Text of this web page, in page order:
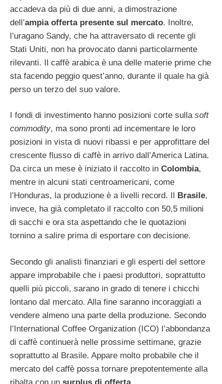
accadeva da più di due anni, a dimostrazione
dell’ampia offerta presente sul mercato. Inoltre,
l’uragano Sandy, che ha attraversato di recente gli
Stati Uniti, non ha provocato danni particolarmente
rilevanti. Il caffè arabica è una delle materie prime che
sta facendo peggio quest’anno, durante il quale ha già
perso un terzo del suo valore.
I fondi di investimento hanno posizioni corte sulla soft
commodity, ma sono pronti ad incementare le loro
posizioni in vista di nuovi ribassi e per approfittare del
crescente flusso di caffè in arrivo dall’America Latina.
Da circa un mese è iniziato il raccolto in Colombia,
mentre in alcuni stati centroamericani, come
l’Honduras, la produzione è a livelli record. Il
Brasile,
invece, ha già completato il raccolto con 50,5 milioni
di sacchi e ora sta aspettando che le quotazioni
tornino a salire prima di esportare con decisione.
Secondo gli analisti finanziari e gli esperti del settore
appare improbabile che i paesi produttori, soprattutto
quelli più piccoli, sarano in grado di tenere i chicchi
lontano dal mercato. Alla fine saranno incoraggiati a
vendere almeno una parte della produzione. Secondo
l’International Coffee Organization (ICO) l’abbondanza
di caffè continuerà nelle prossime settimane, grazie
soprattutto al Brasile. Appare molto probabile che il
mercato del caffè possa tornare prepotentemente alla